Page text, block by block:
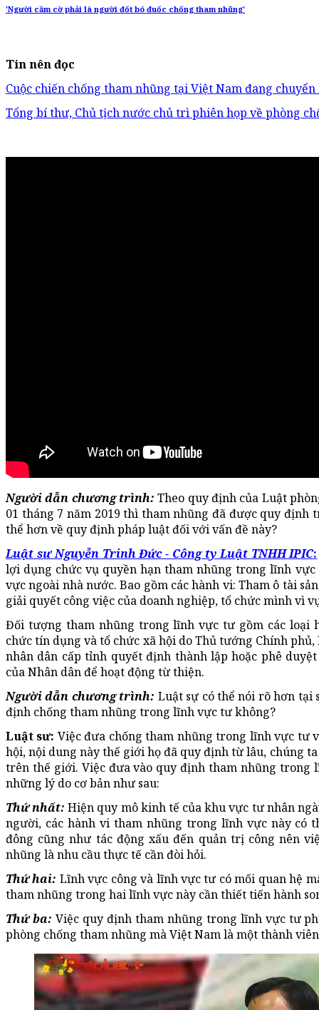
'Người cầm cờ phải là người đốt bó đuốc chống tham nhũng'
Tin nên đọc
Cuộc chiến chống tham nhũng tại Việt Nam đang
Tổng bí thư, Chủ tịch nước chủ trì phiên họp về phòng
Người dẫn chương trình: Theo quy định của Luật
01 tháng 7 năm 2019 thì tham nhũng đã được quy
thể hơn về quy định pháp luật đối với vấn đề này?
Luật sư Nguyễn Trinh Đức - Công ty Luật TNHH IPIC:
lợi dụng chức vụ quyền hạn tham nhũng trong lĩnh
vực ngoài nhà nước. Bao gồm các hành vi: Tham ô tài
giải quyết công việc của doanh nghiệp, tổ chức mình vì
Đối tượng tham nhũng trong lĩnh vực tư gồm các loại
chức tín dụng và tổ chức xã hội do Thủ tướng Chính
nhân dân cấp tỉnh quyết định thành lập hoặc phê
của Nhân dân để hoạt động từ thiện.
Người dẫn chương trình: Luật sự có thể nói rõ hơn tại
định chống tham nhũng trong lĩnh vực tư không?
Luật sư: Việc đưa chống tham nhũng trong lĩnh vực tư
hội, nội dung này thế giới họ đã quy định từ lâu, chúng
trên thế giới. Việc đưa vào quy định tham nhũng trong
những lý do cơ bản như sau:
Thứ nhất: Hiện quy mô kinh tế của khu vực tư nhân
người, các hành vi tham nhũng trong lĩnh vực này có
đông cũng như tác động xấu đến quản trị công nên
nhũng là nhu cầu thực tế cần đòi hỏi.
Thứ hai: Lĩnh vực công và lĩnh vực tư có mối quan hệ
tham nhũng trong hai lĩnh vực này cần thiết tiến hành
Thứ ba: Việc quy định tham nhũng trong lĩnh vực tư
phòng chống tham nhũng mà Việt Nam là một thành